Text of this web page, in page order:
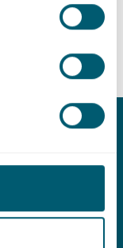
to Justice Fonds